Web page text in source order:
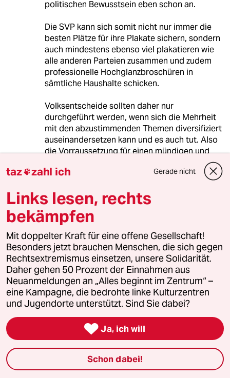
politischen Bewusstsein eben schon an.
Die SVP kann sich somit nicht nur immer die
besten Plätze für ihre Plakate sichern, sondern
auch mindestens ebenso viel plakatieren wie
alle anderen Parteien zusammen und zudem
professionelle Hochglanzbroschüren in
sämtliche Haushalte schicken.
Volksentscheide sollten daher nur
durchgeführt werden, wenn sich die Mehrheit
mit den abzustimmenden Themen diversifiziert
auseinandersetzen kann und es auch tut. Also
die Vorraussetzung für einen mündigen und
Souverän und somit für eine gesund
In Zeiten von Medien-Showdown- und
Personenkult-Politik, wo es um "Gewinner mit
Killerinstinkten" statt Sachtdiskussionen geht,
und anderer Stuss im Fokus liegt, rate ich
daher dringend von Volksentscheiden ab.
meistkommentiert
1 Krise der Demokratie
AfD-Wählen als Triebabfuhr
taz zahl ich Gerade nicht
Links lesen, rechts
bekämpfen
Mit doppelter Kraft für eine offene Gesellschaft!
Besonders jetzt brauchen Menschen, die sich gegen
Rechtsextremismus einsetzen, unsere Solidarität.
Daher gehen 50 Prozent der Einnahmen aus
Neuanmeldungen an „Alles beginnt im Zentrum“ –
eine Kampagne, die bedrohte linke Kulturzentren
und Jugendorte unterstützt. Sind Sie dabei?
 Ja, ich will
Schon dabei!